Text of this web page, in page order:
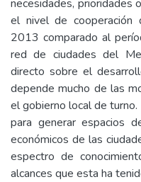
necesidades, prioridades
el nivel de cooperación
2013 comparado al
red de ciudades del
directo sobre el
depende mucho de las
el gobierno local de turno.
para generar espacios
económicos de las
espectro de
alcances que esta ha